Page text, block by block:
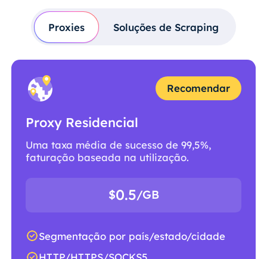
Proxies Soluções de Scraping
Recomendar
Proxy Residencial
Uma taxa média de sucesso de 99,5%,
faturação baseada na utilização.
$0.5/GB
Segmentação por país/estado/cidade